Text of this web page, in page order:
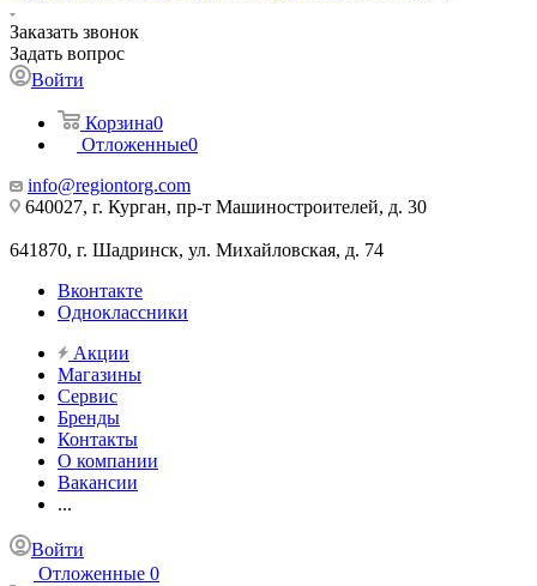
Заказать звонок
Задать вопрос
Войти
Корзина0
Отложенные0
info@regiontorg.com
640027, г. Курган, пр-т Машиностроителей, д. 30
641870, г. Шадринск, ул. Михайловская, д. 74
Вконтакте
Одноклассники
Акции
Магазины
Сервис
Бренды
Контакты
О компании
Вакансии
...
Войти
Отложенные 0